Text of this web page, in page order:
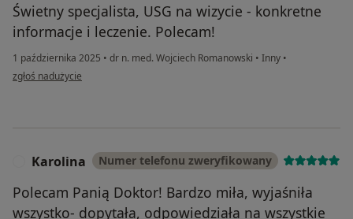
Świetny specjalista, USG na wizycie - konkretne
informacje i leczenie. Polecam!
1 października 2025 • dr n. med. Wojciech Romanowski • Inny •
w opinii użytkownika DC
zgłoś nadużycie
Karolina Numer telefonu zweryfikowany
Polecam Panią Doktor! Bardzo miła, wyjaśniła
wszystko- dopytała, odpowiedziała na wszystkie